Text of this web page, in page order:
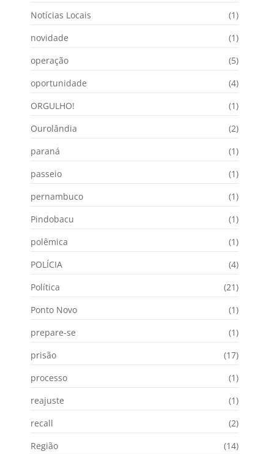
Notícias Locais
(1)
novidade
(1)
operação
(5)
oportunidade
(4)
ORGULHO!
(1)
Ourolândia
(2)
paraná
(1)
passeio
(1)
pernambuco
(1)
Pindobacu
(1)
polêmica
(1)
POLÍCIA
(4)
Política
(21)
Ponto Novo
(1)
prepare-se
(1)
prisão
(17)
processo
(1)
reajuste
(1)
recall
(2)
Região
(14)